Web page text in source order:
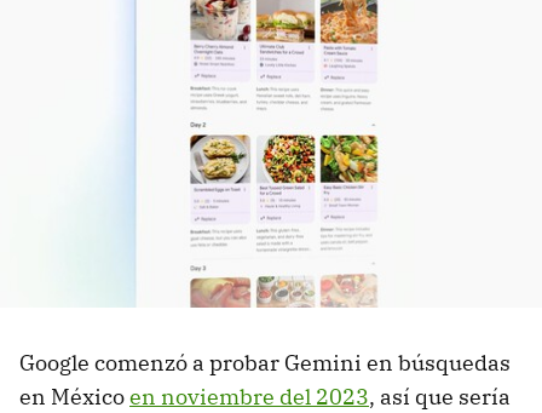
Google comenzó a probar Gemini en búsquedas
en Méxicoen noviembre del 2023, así que sería